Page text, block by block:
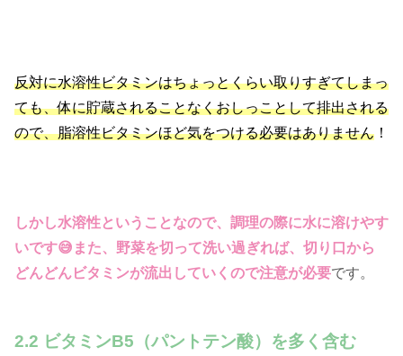
反対に水溶性ビタミンはちょっとくらい取りすぎてしまっ
ても、体に貯蔵されることなくおしっことして排出される
ので、脂溶性ビタミンほど気をつける必要はありません ！
しかし水溶性ということなので、調理の際に水に溶けやす
いです😅また、野菜を切って洗い過ぎれば、切り口から
どんどんビタミンが流出していくので注意が必要です。
2.2 ビタミンB5（パントテン酸）を多く含む